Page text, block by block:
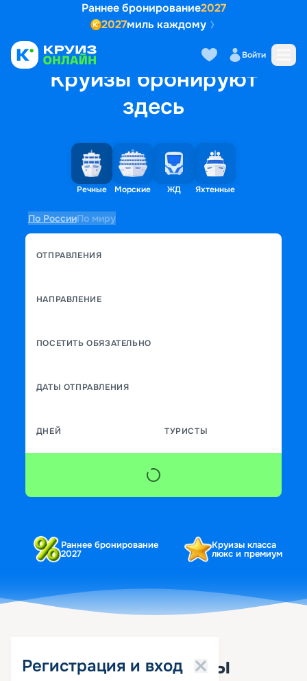
Раннее бронирование2027
2027миль каждому
Войти
Круизы бронируют
здесь
Речные Морские ЖД Яхтенные
По РоссииПо миру
ОТПРАВЛЕНИЯ
НАПРАВЛЕНИЕ
ПОСЕТИТЬ ОБЯЗАТЕЛЬНО
ДАТЫ ОТПРАВЛЕНИЯ
ДНЕЙ ТУРИСТЫ
Раннее бронирование
2027
Круизы класса
люкс и премиум
Регистрация и вход
Популярные круизы